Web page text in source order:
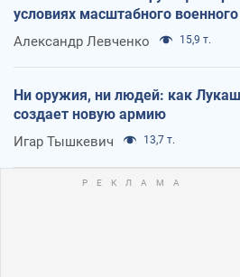
условиях масштабного
Александр Левченко 15,9 т.
Ни оружия, ни людей: как
создает новую армию
Игар Тышкевич 13,7 т.